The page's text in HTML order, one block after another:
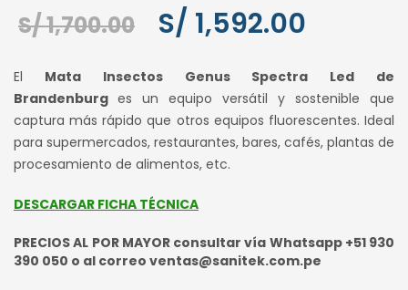
S/1,700.00
El
original
era:
S/ 1,700.00.
S/ 1,592.00
actual
es:
El Mata Insectos Genus Spectra Led de
Brandenburg es un equipo versátil y sostenible que
captura más rápido que otros equipos fluorescentes. Ideal
para supermercados, restaurantes, bares, cafés, plantas de
procesamiento de alimentos, etc.
DESCARGAR FICHA TÉCNICA
PRECIOS AL POR MAYOR consultar vía Whatsapp +51 930
390 050 o al correo ventas@sanitek.com.pe